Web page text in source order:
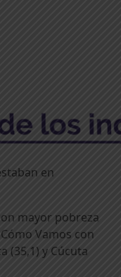
en
mayor pobreza
Vamos con
(35,1) y Cúcuta